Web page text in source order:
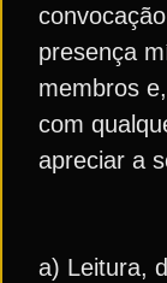
presença
membros
com
apreciar a
a) Leitura,